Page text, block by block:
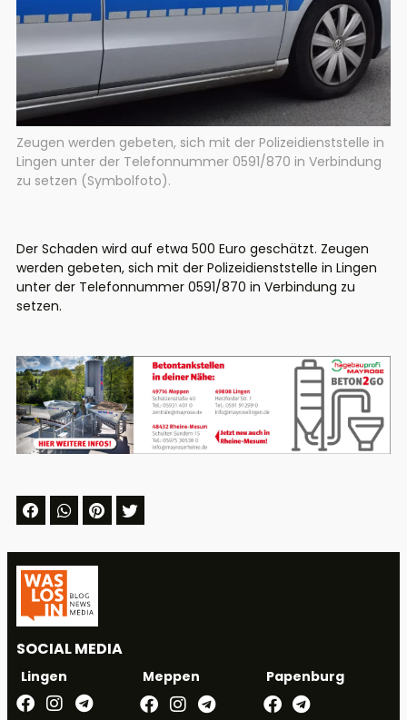
Zeugen werden gebeten, sich mit der Polizeidienststelle in
Lingen unter der Telefonnummer 0591/870 in Verbindung
zu setzen (Symbolfoto).
Der Schaden wird auf etwa 500 Euro geschätzt. Zeugen
werden gebeten, sich mit der Polizeidienststelle in Lingen
unter der Telefonnummer 0591/870 in Verbindung zu
setzen.
SOCIAL MEDIA
Lingen Meppen Papenburg